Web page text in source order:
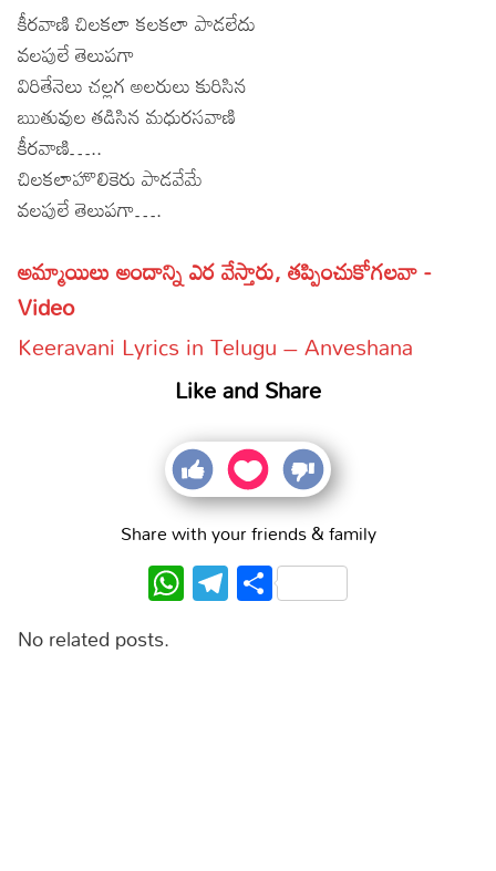
కీరవాణి చిలకలా కలకలా పాడలేదు
వలపులే తెలుపగా
విరితేనెలు చల్లగ అలరులు కురిసిన
ఋతువుల తడిసిన మధురసవాణి
కీరవాణి…..
చిలకలాహొలికెరు పాడవేమే
వలపులే తెలుపగా….
అమ్మాయిలు అందాన్ని ఎర వేస్తారు, తప్పించుకోగలవా -
Video
Keeravani Lyrics in Telugu – Anveshana
Like and Share
Share with your friends & family
WhatsApp
Telegram
Share
No related posts.